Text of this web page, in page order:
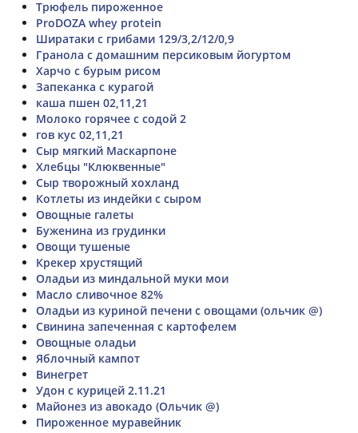
Трюфель пироженное
ProDOZA whey protein
Ширатаки с грибами 129/3,2/12/0,9
Гранола с домашним персиковым йогуртом
Харчо с бурым рисом
Запеканка с курагой
каша пшен 02,11,21
Молоко горячее с содой 2
гов кус 02,11,21
Сыр мягкий Маскарпоне
Хлебцы "Клюквенные"
Сыр творожный хохланд
Котлеты из индейки с сыром
Овощные галеты
Буженина из грудинки
Овощи тушеные
Крекер хрустящий
Оладьи из миндальной муки мои
Масло сливочное 82%
Оладьи из куриной печени с овощами (ольчик @)
Свинина запеченная с картофелем
Овощные оладьи
Яблочный кампот
Винегрет
Удон с курицей 2.11.21
Майонез из авокадо (Ольчик @)
Пироженное муравейник